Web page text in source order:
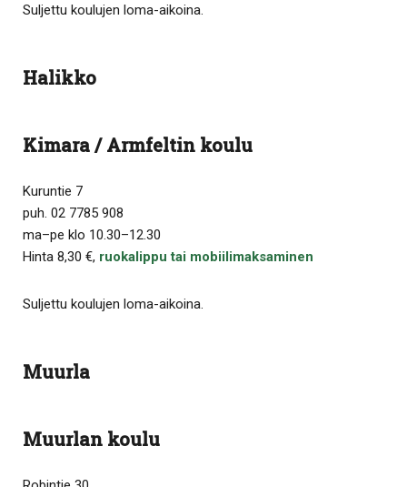
Suljettu koulujen loma-aikoina.
Halikko
Kimara / Armfeltin koulu
Kuruntie 7
puh. 02 7785 908
ma–pe klo 10.30–12.30
Hinta 8,30 €, ruokalippu tai mobiilimaksaminen
Suljettu koulujen loma-aikoina.
Muurla
Muurlan koulu